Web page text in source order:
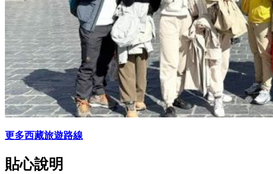
更多西藏旅遊路線
貼心說明